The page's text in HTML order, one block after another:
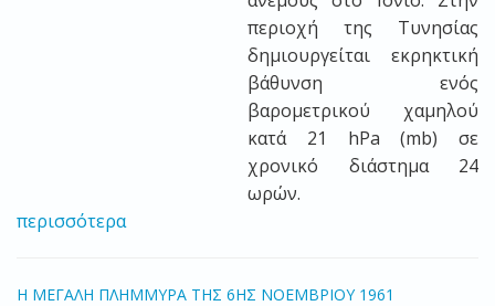
περιοχή της Τυνησίας
δημιουργείται εκρηκτική
βάθυνση ενός
βαρομετρικού χαμηλού
κατά 21 hPa (mb) σε
χρονικό διάστημα 24
ωρών.
περισσότερα
H ΜΕΓΑΛΗ ΠΛΗΜΜΥΡΑ ΤΗΣ 6ΗΣ ΝΟΕΜΒΡΙΟΥ 1961